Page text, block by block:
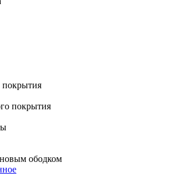
покрытия
покрытия
ободком